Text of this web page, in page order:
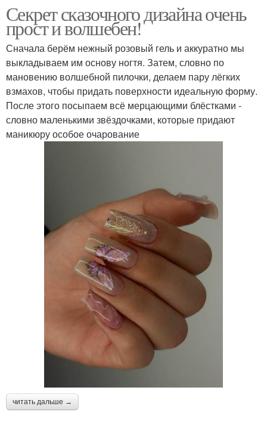
Секрет сказочного дизайна очень
прост и волшебен!
Сначала берём нежный розовый гель и аккуратно мы
выкладываем им основу ногтя. Затем, словно по
мановению волшебной пилочки, делаем пару лёгких
взмахов, чтобы придать поверхности идеальную форму.
После этого посыпаем всё мерцающими блёстками -
словно маленькими звёздочками, которые придают
маникюру особое очарование
читать дальше →